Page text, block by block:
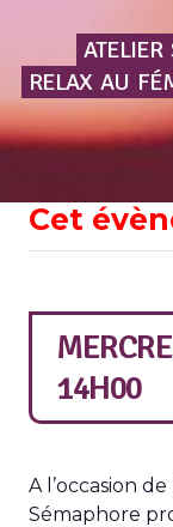
ATELIER
RELAX AU
Cet
14H00
A l’occasion
Sémaphore